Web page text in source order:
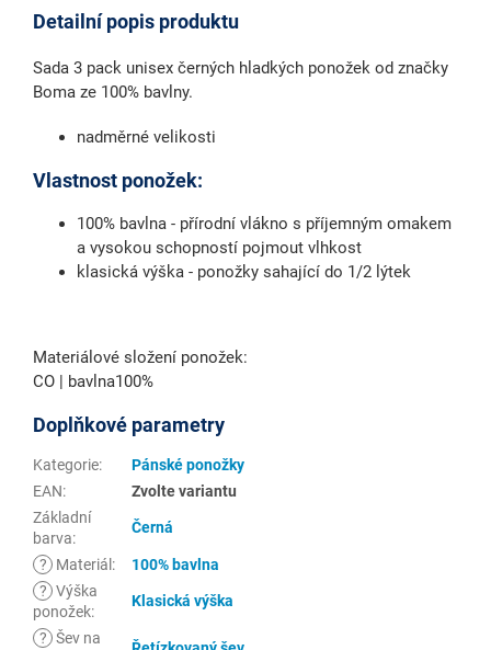
Detailní popis produktu
Sada 3 pack unisex černých hladkých ponožek od značky
Boma ze 100% bavlny.
nadměrné velikosti
Vlastnost ponožek:
100% bavlna - přírodní vlákno s příjemným omakem
a vysokou schopností pojmout vlhkost
klasická výška - ponožky sahající do 1/2 lýtek
Materiálové složení ponožek:
CO | bavlna100%
Doplňkové parametry
Kategorie:
Pánské ponožky
EAN:
Zvolte variantu
Základní
barva:
Černá
? Materiál :
100% bavlna
? Výška
ponožek:
Klasická výška
? Šev na